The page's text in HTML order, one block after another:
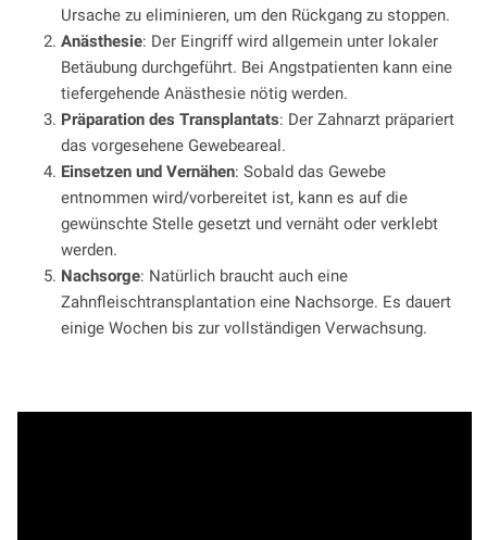
Ursache zu eliminieren, um den Rückgang zu stoppen.
Anästhesie: Der Eingriff wird allgemein unter lokaler
Betäubung durchgeführt. Bei Angstpatienten kann eine
tiefergehende Anästhesie nötig werden.
Präparation des Transplantats: Der Zahnarzt präpariert
das vorgesehene Gewebeareal.
Einsetzen und Vernähen: Sobald das Gewebe
entnommen wird/vorbereitet ist, kann es auf die
gewünschte Stelle gesetzt und vernäht oder verklebt
werden.
Nachsorge: Natürlich braucht auch eine
Zahnfleischtransplantation eine Nachsorge. Es dauert
einige Wochen bis zur vollständigen Verwachsung.